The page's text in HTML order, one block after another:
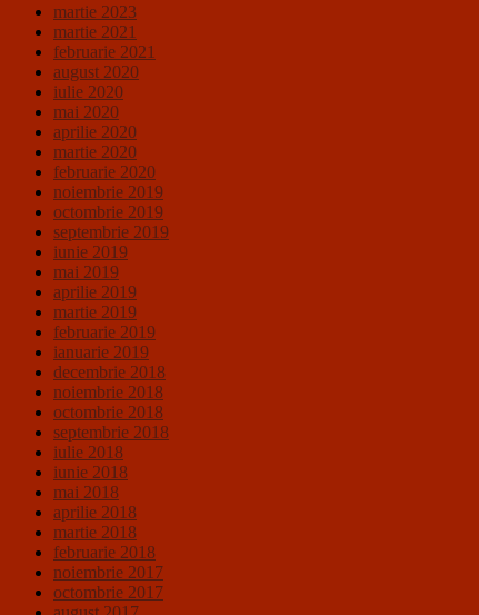
martie 2023
martie 2021
februarie 2021
august 2020
iulie 2020
mai 2020
aprilie 2020
martie 2020
februarie 2020
noiembrie 2019
octombrie 2019
septembrie 2019
iunie 2019
mai 2019
aprilie 2019
martie 2019
februarie 2019
ianuarie 2019
decembrie 2018
noiembrie 2018
octombrie 2018
septembrie 2018
iulie 2018
iunie 2018
mai 2018
aprilie 2018
martie 2018
februarie 2018
noiembrie 2017
octombrie 2017